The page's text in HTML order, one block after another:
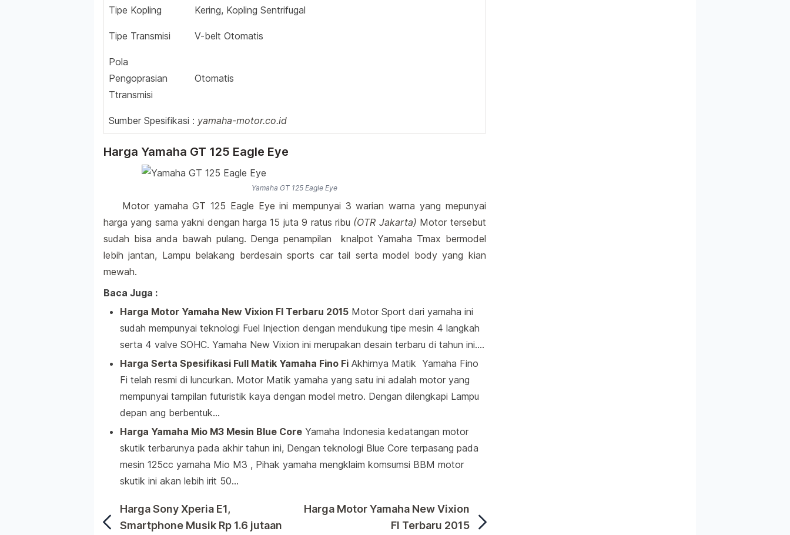
Tipe Kopling Kering, Kopling Sentrifugal
Tipe Transmisi V-belt Otomatis
Pola
Pengoprasian
Ttransmisi
Otomatis
Sumber Spesifikasi : yamaha-motor.co.id
Harga Yamaha GT 125 Eagle Eye
Yamaha GT 125 Eagle Eye
Motor yamaha GT 125 Eagle Eye ini mempunyai 3 warian warna yang mepunyai
harga yang sama yakni dengan harga 15 juta 9 ratus ribu (OTR Jakarta) Motor tersebut
sudah bisa anda bawah pulang. Denga penampilan knalpot Yamaha Tmax bermodel
lebih jantan, Lampu belakang berdesain sports car tail serta model body yang kian
mewah.
Baca Juga :
Harga Motor Yamaha New Vixion FI Terbaru 2015 Motor Sport dari yamaha ini
sudah mempunyai teknologi Fuel Injection dengan mendukung tipe mesin 4 langkah
serta 4 valve SOHC. Yamaha New Vixion ini merupakan desain terbaru di tahun ini.…
Harga Serta Spesifikasi Full Matik Yamaha Fino Fi Akhirnya Matik Yamaha Fino
Fi telah resmi di luncurkan. Motor Matik yamaha yang satu ini adalah motor yang
mempunyai tampilan futuristik kaya dengan model metro. Dengan dilengkapi Lampu
depan ang berbentuk…
Harga Yamaha Mio M3 Mesin Blue Core Yamaha Indonesia kedatangan motor
skutik terbarunya pada akhir tahun ini, Dengan teknologi Blue Core terpasang pada
mesin 125cc yamaha Mio M3 , Pihak yamaha mengklaim komsumsi BBM motor
skutik ini akan lebih irit 50…
Harga Sony Xperia E1,
Smartphone Musik Rp 1.6 jutaan
Harga Motor Yamaha New Vixion
FI Terbaru 2015